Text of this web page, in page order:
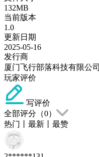
132MB
当前版本
1.0
更新日期
2025-05-16
发行商
厦门飞行部落科技有限公司
玩家评价
写评价
全部评分（0）
热门
最新 最赞